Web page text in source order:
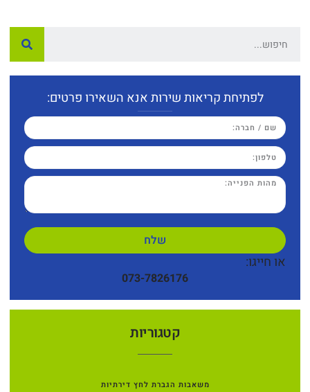
לפתיחת קריאות שירות אנא השאירו פרטים:
שלח
או חייגו:
073-7826176
קטגוריות
משאבות הגברת לחץ דירתיות